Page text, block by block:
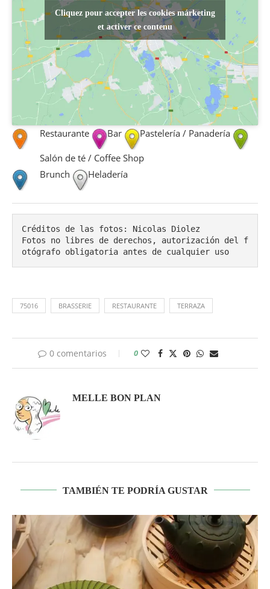
Cliquez pour accepter les cookies márketing
et activer ce contenu
Restaurante Bar Pastelería / Panadería
Salón de té / Coffee Shop
Brunch
Heladería
Créditos de las fotos: Nicolas Diolez
Fotos no libres de derechos, autorización del f
otógrafo obligatoria antes de cualquier uso
75016 BRASSERIE RESTAURANTE TERRAZA
0 comentarios 0
MELLE BON PLAN
TAMBIÉN TE PODRÍA GUSTAR